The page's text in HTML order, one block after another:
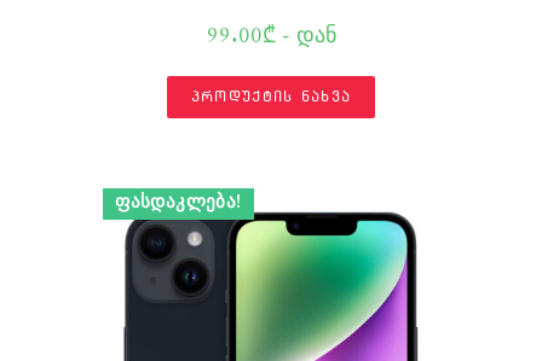
99.00₾ - დან
პროდუქტის ნახვა
ᲤᲐᲡᲓᲐᲙᲚᲔᲑᲐ!